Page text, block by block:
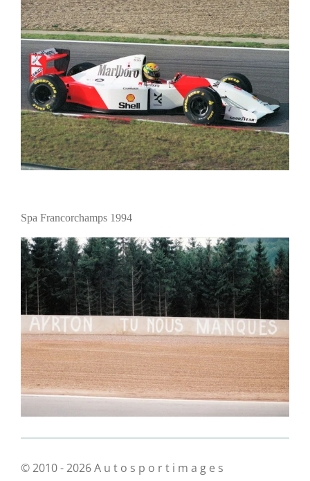
Spa Francorchamps 1994
© 2010 - 2026 A u t o s p o r t i m a g e s